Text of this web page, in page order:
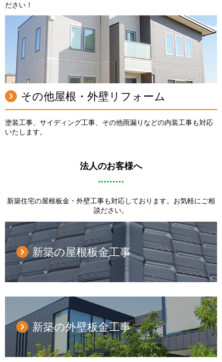
ださい！
その他屋根・外壁リフォーム
塗装工事、サイディング工事、その他雨漏りなどの内装工事も対応
いたします。
法人のお客様へ
新築住宅の屋根板金・外壁工事も対応しております。お気軽にご相
談ださい。
新築の屋根板金工事
新築の外壁板金工事